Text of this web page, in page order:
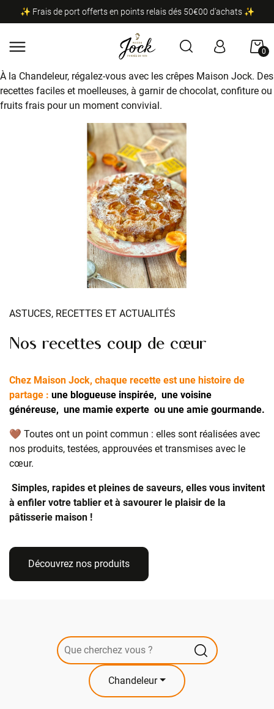
✨ Frais de port offerts en points relais dés 50€00 d'achats ✨
0
À la Chandeleur, régalez-vous avec les crêpes Maison Jock. Des
recettes faciles et moelleuses, à garnir de chocolat, confiture ou
fruits frais pour un moment convivial.
ASTUCES, RECETTES ET ACTUALITÉS
Nos recettes coup de cœur
Chez Maison Jock, chaque recette est une histoire de
partage : une blogueuse inspirée, une voisine
généreuse, une mamie experte ou une amie gourmande.
🤎 Toutes ont un point commun : elles sont réalisées avec
nos produits, testées, approuvées et transmises avec le
cœur.
Simples, rapides et pleines de saveurs, elles vous invitent
à enfiler votre tablier et à savourer le plaisir de la
pâtisserie maison !
Découvrez nos produits
Chandeleur